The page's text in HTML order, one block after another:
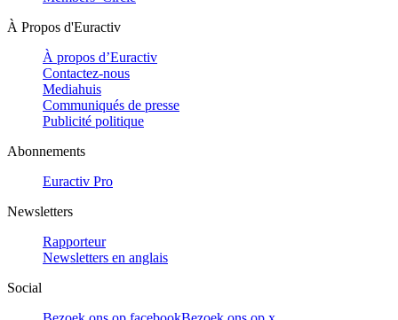
À Propos d'Euractiv
À propos d’Euractiv
Contactez-nous
Mediahuis
Communiqués de presse
Publicité politique
Abonnements
Euractiv Pro
Newsletters
Rapporteur
Newsletters en anglais
Social